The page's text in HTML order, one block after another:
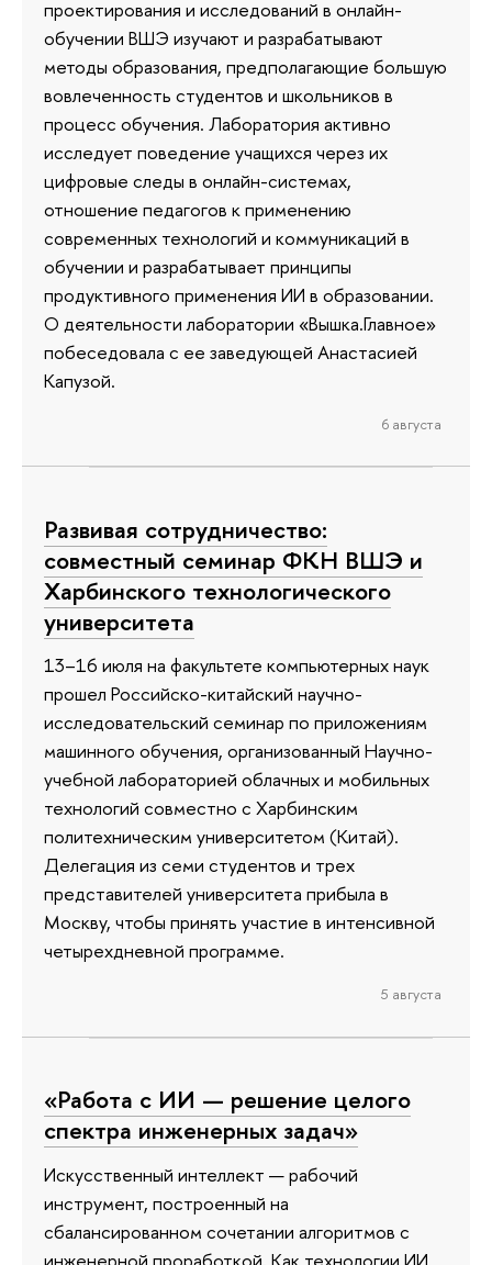
проектирования и исследований в онлайн-
обучении ВШЭ изучают и разрабатывают
методы образования, предполагающие большую
вовлеченность студентов и школьников в
процесс обучения. Лаборатория активно
исследует поведение учащихся через их
цифровые следы в онлайн-системах,
отношение педагогов к применению
современных технологий и коммуникаций в
обучении и разрабатывает принципы
продуктивного применения ИИ в образовании.
О деятельности лаборатории «Вышка.Главное»
побеседовала с ее заведующей Анастасией
Капузой.
6 августа
Развивая сотрудничество:
совместный семинар ФКН ВШЭ и
Харбинского технологического
университета
13–16 июля на факультете компьютерных наук
прошел Российско-китайский научно-
исследовательский семинар по приложениям
машинного обучения, организованный Научно-
учебной лабораторией облачных и мобильных
технологий совместно с Харбинским
политехническим университетом (Китай).
Делегация из семи студентов и трех
представителей университета прибыла в
Москву, чтобы принять участие в интенсивной
четырехдневной программе.
5 августа
«Работа с ИИ — решение целого
спектра инженерных задач»
Искусственный интеллект — рабочий
инструмент, построенный на
сбалансированном сочетании алгоритмов с
инженерной проработкой. Как технологии ИИ